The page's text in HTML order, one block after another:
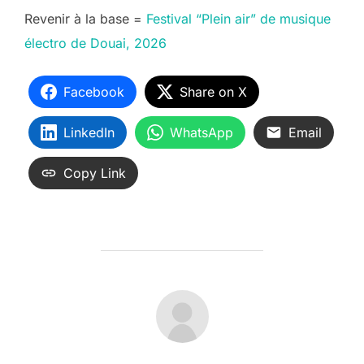
Revenir à la base = Festival “Plein air” de musique
électro de Douai, 2026
Facebook Share on X
LinkedIn WhatsApp Email
Copy Link
AUTEUR DE LA PUBLICATION